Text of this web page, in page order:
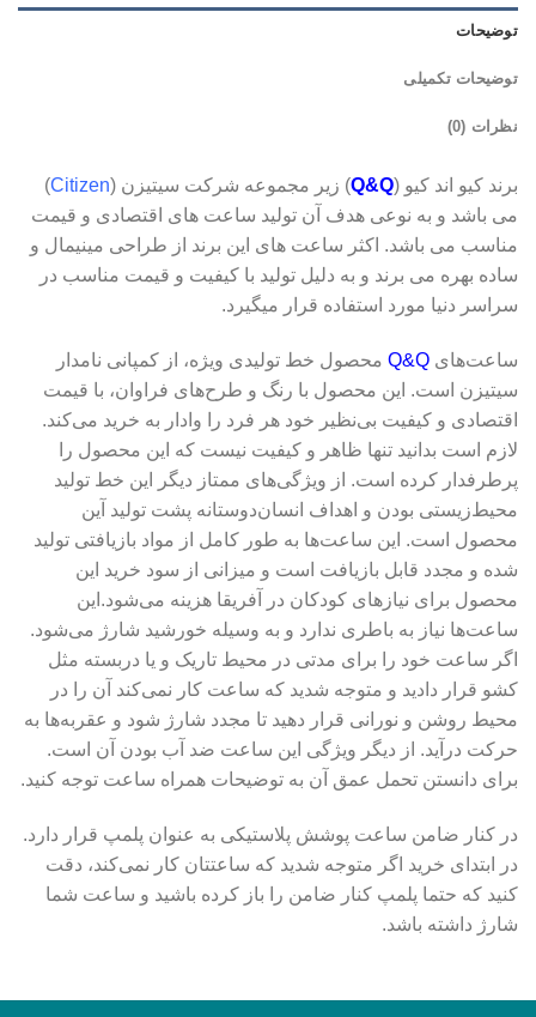
توضیحات
توضیحات تکمیلی
نظرات (0)
برند کیو اند کیو (Q&Q) زیر مجموعه شرکت سیتیزن (Citizen
)
می باشد و به نوعی هدف آن تولید ساعت های اقتصادی و قیمت
مناسب می باشد. اکثر ساعت های این برند از طراحی مینیمال و
ساده بهره می برند و به دلیل تولید با کیفیت و قیمت مناسب در
سراسر دنیا مورد استفاده قرار میگیرد.
ساعت‌های Q&Q محصول خط تولیدی ویژه، از کمپانی نامدار
سیتیزن است. این محصول با رنگ و طرح‌های فراوان، با قیمت
اقتصادی و کیفیت بی‌نظیر خود هر فرد را وادار به خرید می‌کند.
لازم است بدانید تنها ظاهر و کیفیت نیست که این محصول را
پرطرفدار کرده است. از ویژگی‌های ممتاز دیگر این خط تولید
محیط‌‌‌زیستی بودن و اهداف انسان‌دوستانه پشت تولید آین
محصول است. این ساعت‌ها به طور کامل از مواد بازیافتی تولید
شده و مجدد قابل بازیافت است و میزانی از سود خرید این
محصول برای نیازهای کودکان در آفریقا هزینه می‌شود.این
ساعت‌ها نیاز به باطری ندارد و به وسیله خورشید شارژ می‌شود.
اگر ساعت خود را برای مدتی در محیط تاریک و یا دربسته مثل
کشو قرار دادید و متوجه شدید که ساعت کار نمی‌کند آن را در
محیط روشن و نورانی قرار دهید تا مجدد شارژ شود و عقربه‌ها به
حرکت درآید. از دیگر ویژگی این ساعت‌ ضد آب بودن آن است.
برای دانستن تحمل عمق آن به توضیحات همراه ساعت توجه کنید.
در کنار ضامن ساعت پوشش پلاستیکی به عنوان پلمپ قرار دارد.
در ابتدای خرید اگر متوجه شدید که ساعتتان کار نمی‌کند، دقت
کنید که حتما پلمپ کنار ضامن را باز کرده باشید و ساعت شما
شارژ داشته باشد.